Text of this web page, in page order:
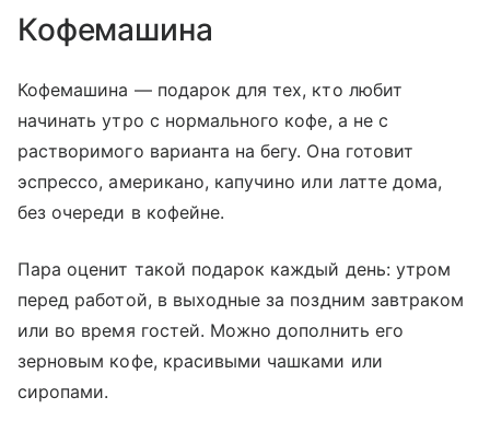
Кофемашина
Кофемашина — подарок для тех, кто любит
начинать утро с нормального кофе, а не с
растворимого варианта на бегу. Она готовит
эспрессо, американо, капучино или латте дома,
без очереди в кофейне.
Пара оценит такой подарок каждый день: утром
перед работой, в выходные за поздним завтраком
или во время гостей. Можно дополнить его
зерновым кофе, красивыми чашками или
сиропами.